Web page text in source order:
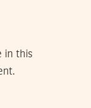
in this